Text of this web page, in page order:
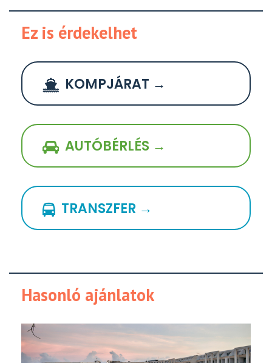
Ez is érdekelhet
KOMPJÁRAT →
AUTÓBÉRLÉS →
TRANSZFER →
Hasonló ajánlatok